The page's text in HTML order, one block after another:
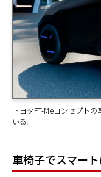
トヨタFT-Meコンセプト
いる。
車椅子でスマー